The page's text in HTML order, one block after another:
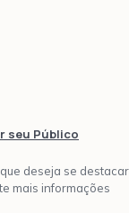
seu Público
deseja se destacar
mais informações